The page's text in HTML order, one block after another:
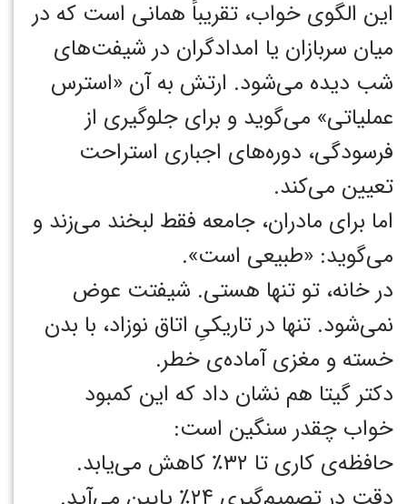
این الگوی خواب، تقریباً همانی است که در
میان سربازان یا امدادگران در شیفت‌های
شب دیده می‌شود. ارتش به آن «استرس
عملیاتی» می‌گوید و برای جلوگیری از
فرسودگی، دوره‌های اجباری استراحت
تعیین می‌کند.
اما برای مادران، جامعه فقط لبخند می‌زند و
می‌گوید: «طبیعی است».
در خانه، تو تنها هستی. شیفتت عوض
نمی‌شود. تنها در تاریکیِ اتاق نوزاد، با بدن
خسته و مغزی آماده‌ی خطر.
دکتر گیتا هم نشان داد که این کمبود
خواب چقدر سنگین است:
حافظه‌ی کاری تا ۳۲٪ کاهش می‌یابد.